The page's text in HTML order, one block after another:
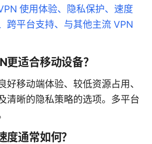
使用体验、隐私保护、速度
跨平台支持、与其他主流 VPN
更适合移动设备？
好移动端体验、较低资源占用、
清晰的隐私策略的选项。多平台
度通常如何？